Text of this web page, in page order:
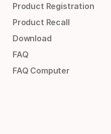
Product Registration
Product Recall
Download
FAQ
FAQ Computer